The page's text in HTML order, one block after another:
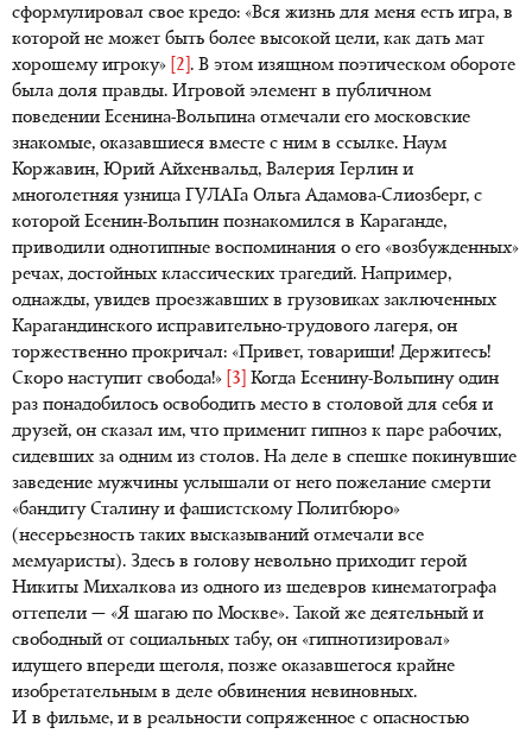
сформулировал свое кредо: «Вся жизнь для меня есть игра, в
которой не может быть более высокой цели, как дать мат
хорошему игроку» [2] . В этом изящном поэтическом обороте
была доля правды. Игровой элемент в публичном
поведении Есенина-Вольпина отмечали его московские
знакомые, оказавшиеся вместе с ним в ссылке. Наум
Коржавин, Юрий Айхенвальд, Валерия Герлин и
многолетняя узница ГУЛАГа Ольга Адамова-Слиозберг, с
которой Есенин-Вольпин познакомился в Караганде,
приводили однотипные воспоминания о его «возбужденных»
речах, достойных классических трагедий. Например,
однажды, увидев проезжавших в грузовиках заключенных
Карагандинского исправительно-трудового лагеря, он
торжественно прокричал: «Привет, товарищи! Держитесь!
Скоро наступит свобода!» [3] Когда Есенину-Вольпину один
раз понадобилось освободить место в столовой для себя и
друзей, он сказал им, что применит гипноз к паре рабочих,
сидевших за одним из столов. На деле в спешке покинувшие
заведение мужчины услышали от него пожелание смерти
«бандиту Сталину и фашистскому Политбюро»
(несерьезность таких высказываний отмечали все
мемуаристы). Здесь в голову невольно приходит герой
Никиты Михалкова из одного из шедевров кинематографа
оттепели — «Я шагаю по Москве». Такой же деятельный и
свободный от социальных табу, он «гипнотизировал»
идущего впереди щеголя, позже оказавшегося крайне
изобретательным в деле обвинения невиновных.
И в фильме, и в реальности сопряженное с опасностью